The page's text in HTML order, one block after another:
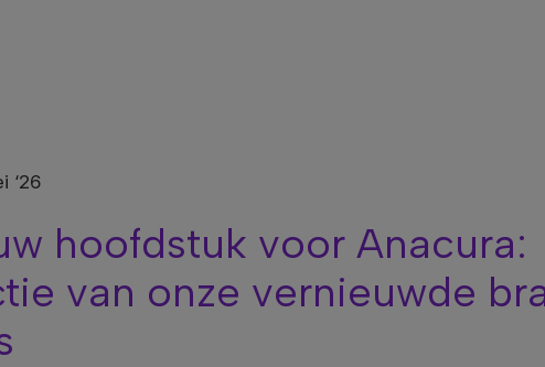
‘26
hoofdstuk voor Anacura:
van onze vernieuwde